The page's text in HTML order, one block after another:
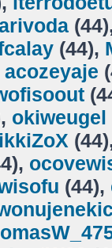
(44),
acozeyaje
okiweugel
(44),